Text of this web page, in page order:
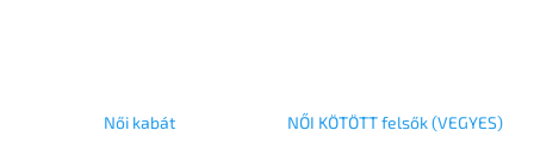
Női kabát NŐI KÖTÖTT felsők (VEGYES)